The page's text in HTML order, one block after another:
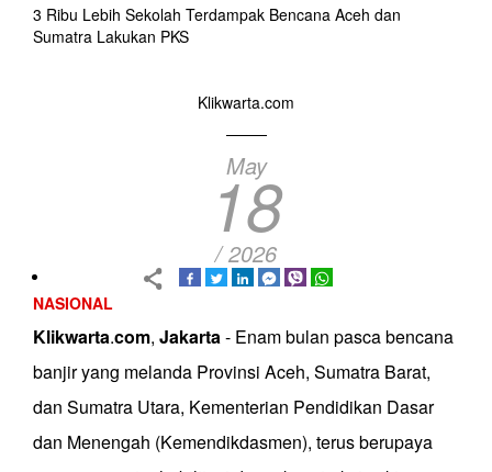
3 Ribu Lebih Sekolah Terdampak Bencana Aceh dan
Sumatra Lakukan PKS
Klikwarta.com
May
18
/ 2026
NASIONAL
Klikwarta.com, Jakarta- Enam bulan pasca bencana
banjir yang melanda Provinsi Aceh, Sumatra Barat,
dan Sumatra Utara, Kementerian Pendidikan Dasar
dan Menengah (Kemendikdasmen), terus berupaya